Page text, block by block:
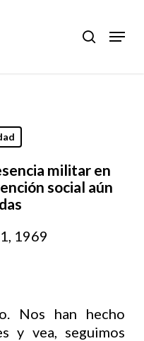
search
Menu
militar en
social aún
1969
Nos han hecho
y vea, seguimos
Close